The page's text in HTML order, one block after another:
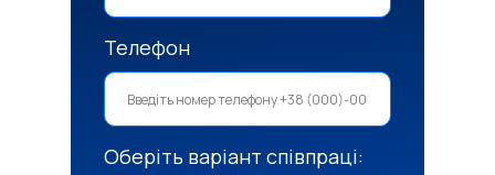
Телефон
Оберіть варіант співпраці: